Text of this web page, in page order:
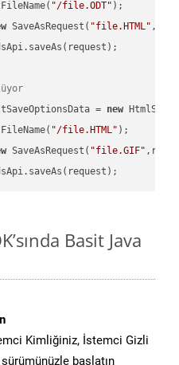
"/file.ODT" );
SaveAsRequest( "file.HTML"
= new
"/file.HTML" );
SaveAsRequest( "file.GIF"
Basit Java
Kimliğiniz, İstemci Gizli
başlatın